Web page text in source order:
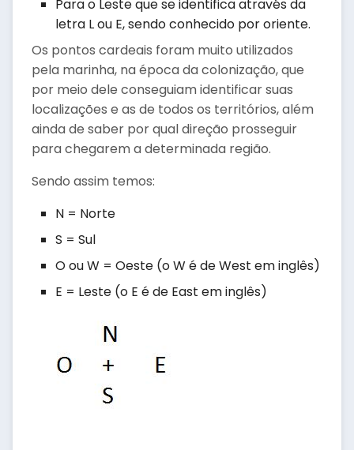
Para o Leste que se identifica através da
letra L ou E, sendo conhecido por oriente.
Os pontos cardeais foram muito utilizados
pela marinha, na época da colonização, que
por meio dele conseguiam identificar suas
localizações e as de todos os territórios, além
ainda de saber por qual direção prosseguir
para chegarem a determinada região.
Sendo assim temos:
N = Norte
S = Sul
O ou W = Oeste (o W é de West em inglês)
E = Leste (o E é de East em inglês)